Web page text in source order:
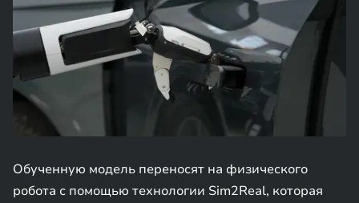
Обученную модель переносят на физического
робота с помощью технологии Sim2Real, которая